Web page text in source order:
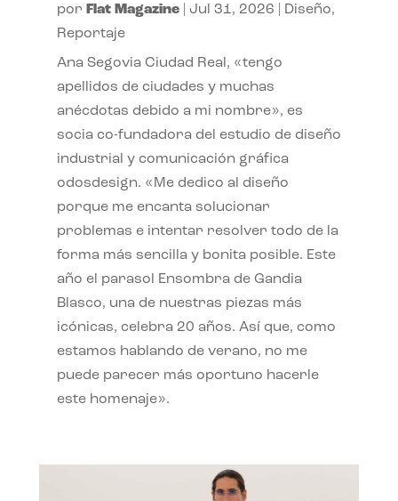
por Flat Magazine| Jul 31, 2026 Diseño,
Reportaje
Ana Segovia Ciudad Real, «tengo
apellidos de ciudades y muchas
anécdotas debido a mi nombre», es
socia co-fundadora del estudio de diseño
industrial y comunicación gráfica
odosdesign. «Me dedico al diseño
porque me encanta solucionar
problemas e intentar resolver todo de la
forma más sencilla y bonita posible. Este
año el parasol Ensombra de Gandia
Blasco, una de nuestras piezas más
icónicas, celebra 20 años. Así que, como
estamos hablando de verano, no me
puede parecer más oportuno hacerle
este homenaje».